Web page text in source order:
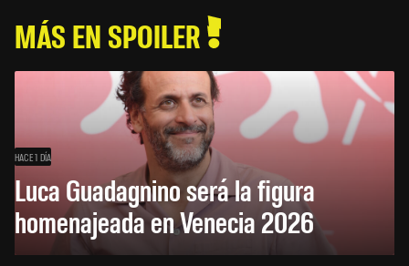
MÁS EN SPOILER
HACE 1 DÍA
Luca Guadagnino será la figura
homenajeada en Venecia 2026